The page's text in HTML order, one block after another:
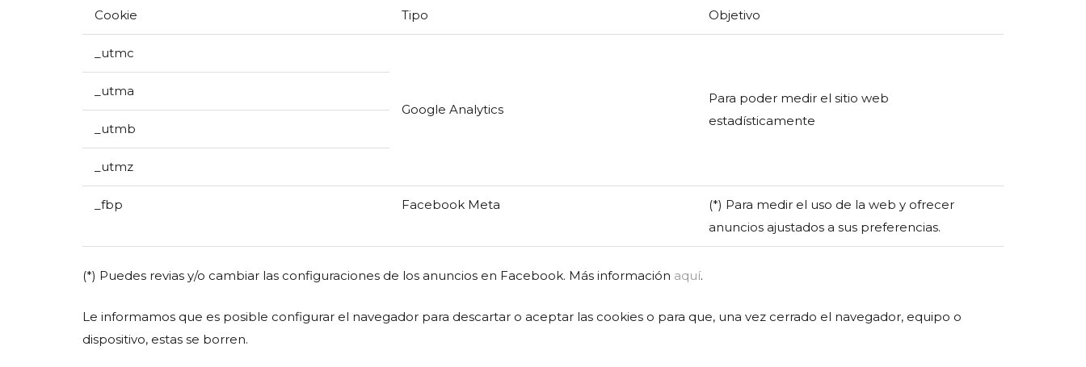
Cookie Tipo Objetivo
_utmc
Google Analytics
Para poder medir el sitio web
estadísticamente
_utma
_utmb
_utmz
_fbp Facebook Meta
(*) Para medir el uso de la web y ofrecer
anuncios ajustados a sus preferencias.
(*) Puedes revias y/o cambiar las configuraciones de los anuncios en Facebook. Más información aquí.
Le informamos que es posible configurar el navegador para descartar o aceptar las cookies o para que, una vez cerrado el navegador, equipo o
dispositivo, estas se borren.